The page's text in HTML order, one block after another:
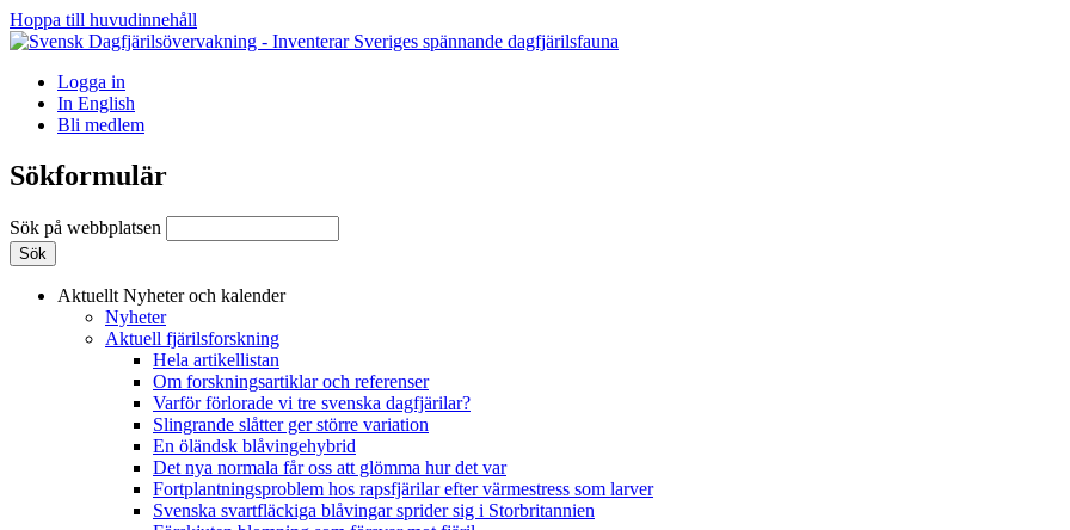
Hoppa till huvudinnehåll
Logga in
In English
Bli medlem
Sökformulär
Sök på webbplatsen
Aktuellt Nyheter och kalender
Nyheter
Aktuell fjärilsforskning
Hela artikellistan
Om forskningsartiklar och referenser
Varför förlorade vi tre svenska dagfjärilar?
Slingrande slåtter ger större variation
En öländsk blåvingehybrid
Det nya normala får oss att glömma hur det var
Fortplantningsproblem hos rapsfjärilar efter värmestress som larver
Svenska svartfläckiga blåvingar sprider sig i Storbritannien